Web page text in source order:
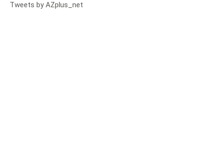
Tweets by AZplus_net